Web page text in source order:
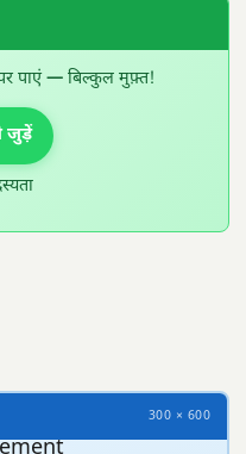
पाएं — बिल्कुल मुफ़्त!
जुड़ें
300 × 600